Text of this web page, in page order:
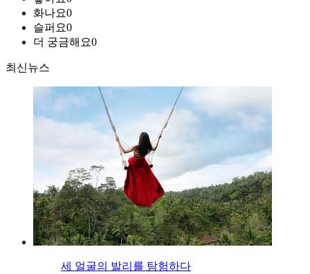
화나요0
슬퍼요0
더 궁금해요0
최신뉴스
세 얼굴의 발리를 탐험하다